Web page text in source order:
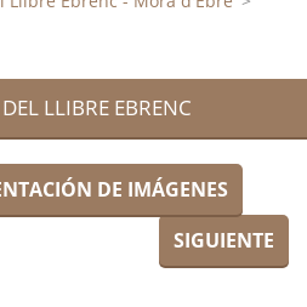
LLIBRE EBRENC
DE IMÁGENES
SIGUIENTE